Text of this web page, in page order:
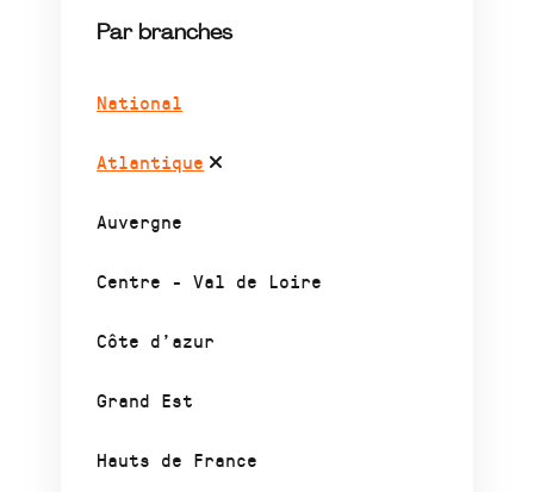
Par branches
National
Atlantique
Auvergne
Centre - Val de Loire
Côte d’azur
Grand Est
Hauts de France